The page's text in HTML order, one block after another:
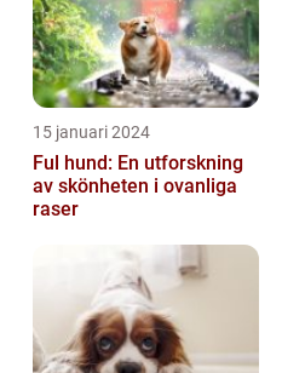
15 januari 2024
Ful hund: En utforskning
av skönheten i ovanliga
raser